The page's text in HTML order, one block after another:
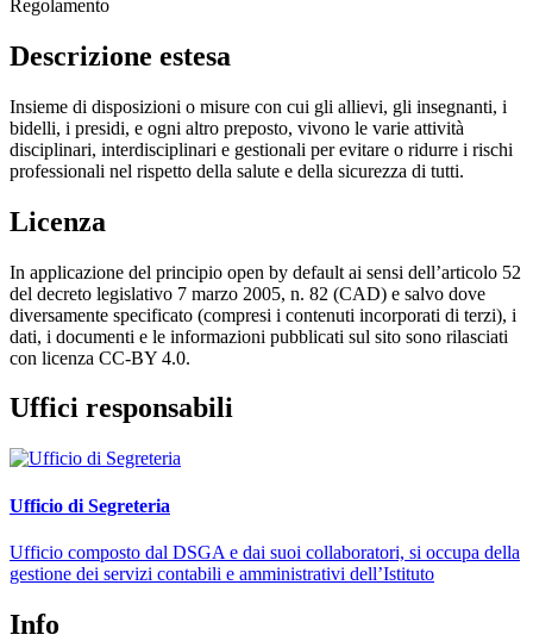
Regolamento
Descrizione estesa
Insieme di disposizioni o misure con cui gli allievi, gli insegnanti, i
bidelli, i presidi, e ogni altro preposto, vivono le varie attività
disciplinari, interdisciplinari e gestionali per evitare o ridurre i rischi
professionali nel rispetto della salute e della sicurezza di tutti.
Licenza
In applicazione del principio open by default ai sensi dell’articolo 52
del decreto legislativo 7 marzo 2005, n. 82 (CAD) e salvo dove
diversamente specificato (compresi i contenuti incorporati di terzi), i
dati, i documenti e le informazioni pubblicati sul sito sono rilasciati
con licenza CC-BY 4.0.
Uffici responsabili
Ufficio di Segreteria
Ufficio composto dal DSGA e dai suoi collaboratori, si occupa della
gestione dei servizi contabili e amministrativi dell’Istituto
Info